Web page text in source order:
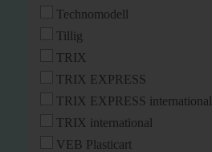
Technomodell
Tillig
TRIX
TRIX EXPRESS
TRIX EXPRESS international
TRIX international
VEB Plasticart